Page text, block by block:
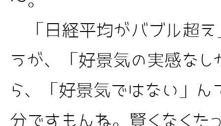
「日経平均がバブル超え
うが、「好景気の実感な
ら、「好景気ではない」ん
分ですもんね。賢くなくた